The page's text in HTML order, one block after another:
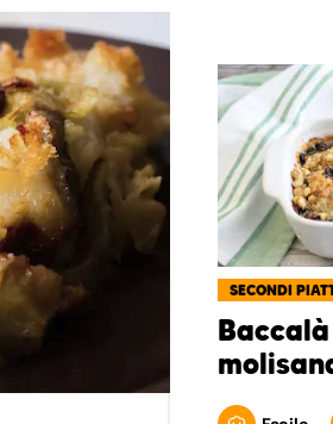
SECONDI